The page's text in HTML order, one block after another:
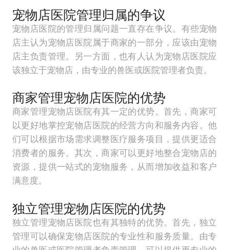
宠物店医院管理归属的争议
宠物店医院的管理归属问题一直存在争议。有些宠物
店主认为宠物店医院属于商家的一部分，应该由宠物
店主负责管理。另一方面，也有人认为宠物店医院应
该独立于宠物店，由专业的兽医或医院管理者负责。
商家管理宠物店医院的优势
商家管理宠物店医院有其一定的优势。首先，商家可
以更好地掌控宠物店医院的经营方向和服务内容。他
们可以根据市场需求调整医疗服务项目，提供更适合
消费者的服务。其次，商家可以更好地整合宠物店的
资源，提供一站式的宠物服务，从而增加收益和客户
满意度。
独立管理宠物店医院的优势
独立管理宠物店医院也有其独特的优势。首先，独立
管理可以确保宠物店医院的专业性和服务质量。由专